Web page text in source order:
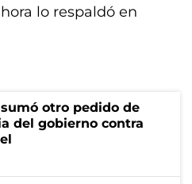
lo respaldó en
otro pedido de
del gobierno contra